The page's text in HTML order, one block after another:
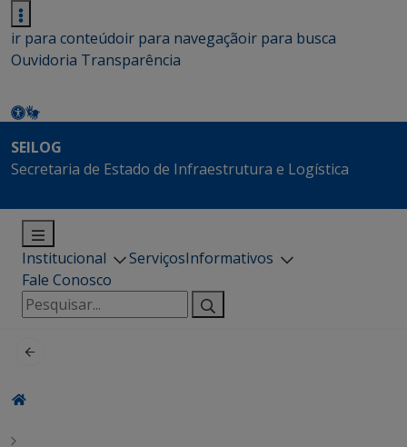
ir para conteúdoir para navegaçãoir para busca
Ouvidoria Transparência
SEILOG
Secretaria de Estado de Infraestrutura e Logística
Institucional ServiçosInformativos
Fale Conosco
Pesquisar
por: